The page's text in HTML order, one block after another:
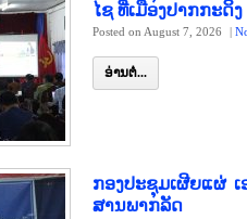
ໄຊ ທີ່ເມືອງປາກກະດິງ
Posted on August 7, 2026 |
ອ່ານຕໍ່...
ກອງປະຊຸມເຜີຍແຜ່
ສານພາກລັດ